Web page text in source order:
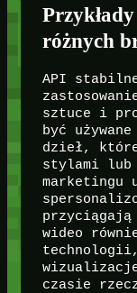
różnych
API
sztuce i
być
dzieł,
stylami lub
marketingu
przyciągają
wideo
technologii,
czasie